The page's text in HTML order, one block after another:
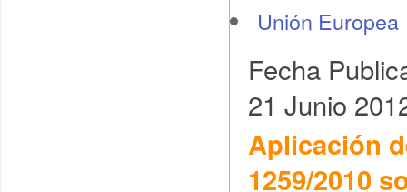
Unión Europea
Fecha
21 Junio
Aplicación
1259/2010